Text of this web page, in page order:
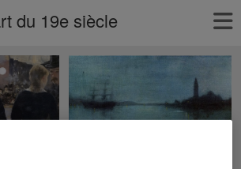
du 19e siècle